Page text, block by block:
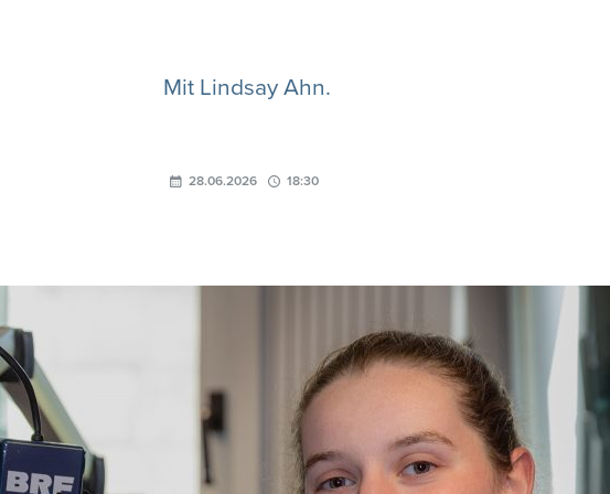
Mit Lindsay Ahn.
28.06.2026 18:30